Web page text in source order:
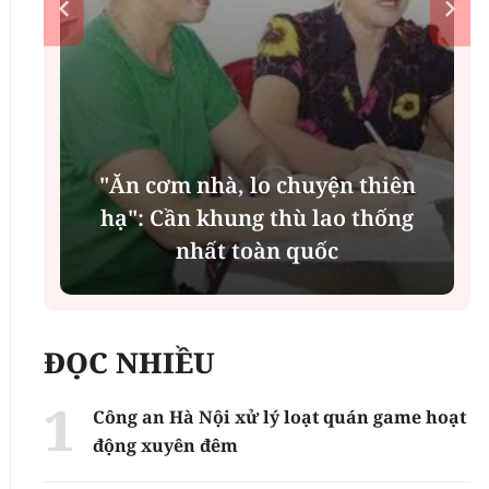
"Ăn cơm nhà, lo chuyện thiên
hạ": Cần khung thù lao thống
nhất toàn quốc
ĐỌC NHIỀU
Công an Hà Nội xử lý loạt quán game hoạt
động xuyên đêm